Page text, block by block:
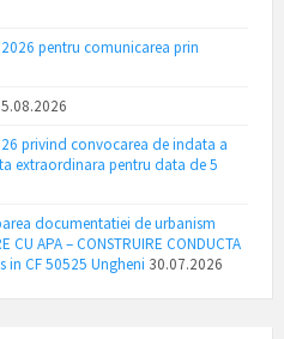
pentru comunicarea prin
privind convocarea de indata a
extraordinara pentru data de 5
documentatiei de urbanism
CU APA – CONSTRUIRE CONDUCTA
in CF 50525 Ungheni 30.07.2026